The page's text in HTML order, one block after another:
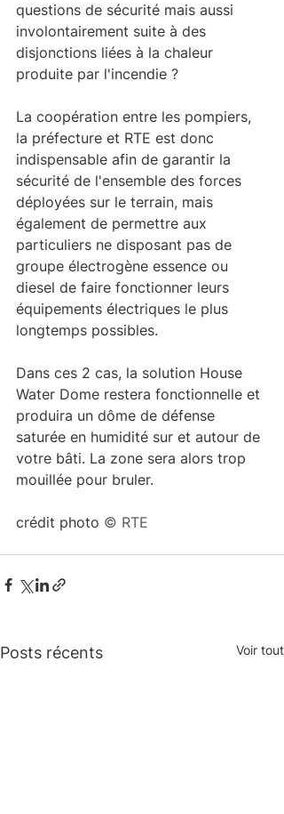
questions de sécurité mais aussi
involontairement suite à des
disjonctions liées à la chaleur
produite par l'incendie ?
La coopération entre les pompiers,
la préfecture et RTE est donc
indispensable afin de garantir la
sécurité de l'ensemble des forces
déployées sur le terrain, mais
également de permettre aux
particuliers ne disposant pas de
groupe électrogène essence ou
diesel de faire fonctionner leurs
équipements électriques le plus
longtemps possibles.
Dans ces 2 cas, la solution House
Water Dome restera fonctionnelle et
produira un dôme de défense
saturée en humidité sur et autour de
votre bâti. La zone sera alors trop
mouillée pour bruler.
crédit photo © RTE
Posts récents Voir tout